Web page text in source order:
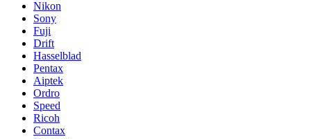
Nikon
Sony
Fuji
Drift
Hasselblad
Pentax
Aiptek
Ordro
Speed
Ricoh
Contax